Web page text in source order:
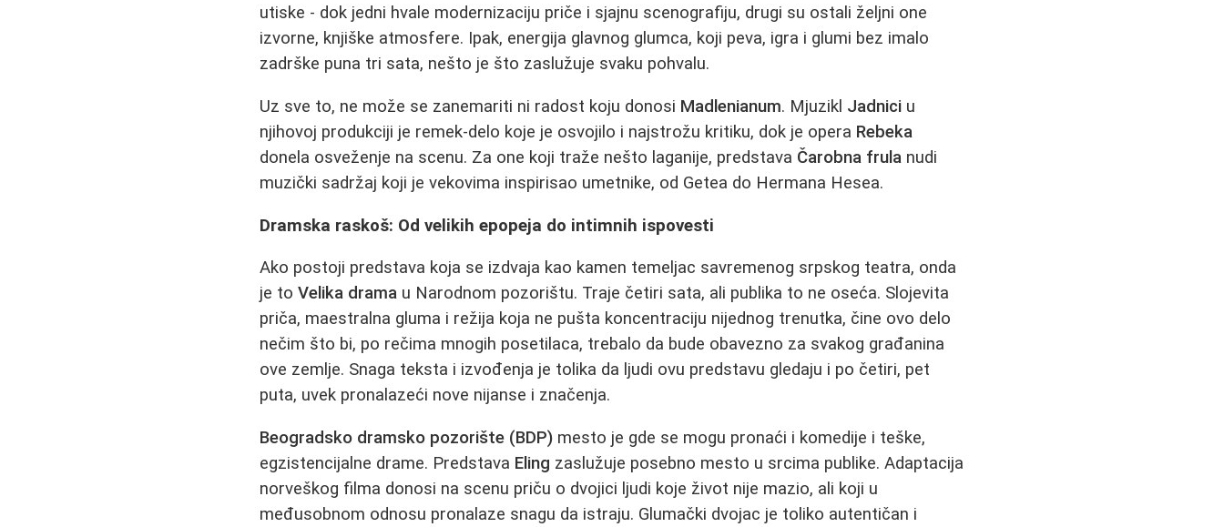
utiske - dok jedni hvale modernizaciju priče i sjajnu scenografiju, drugi su ostali željni one
izvorne, knjiške atmosfere. Ipak, energija glavnog glumca, koji peva, igra i glumi bez imalo
zadrške puna tri sata, nešto je što zaslužuje svaku pohvalu.
Uz sve to, ne može se zanemariti ni radost koju donosi Madlenianum. Mjuzikl Jadnici u
njihovoj produkciji je remek-delo koje je osvojilo i najstrožu kritiku, dok je opera Rebeka
donela osveženje na scenu. Za one koji traže nešto laganije, predstava Čarobna frula nudi
muzički sadržaj koji je vekovima inspirisao umetnike, od Getea do Hermana Hesea.
Dramska raskoš: Od velikih epopeja do intimnih ispovesti
Ako postoji predstava koja se izdvaja kao kamen temeljac savremenog srpskog teatra, onda
je toVelika drama u Narodnom pozorištu. Traje četiri sata, ali publika to ne oseća. Slojevita
priča, maestralna gluma i režija koja ne pušta koncentraciju nijednog trenutka, čine ovo delo
nečim što bi, po rečima mnogih posetilaca, trebalo da bude obavezno za svakog građanina
ove zemlje. Snaga teksta i izvođenja je tolika da ljudi ovu predstavu gledaju i po četiri, pet
puta, uvek pronalazeći nove nijanse i značenja.
Beogradsko dramsko pozorište (BDP) mesto je gde se mogu pronaći i komedije i teške,
egzistencijalne drame. Predstava Eling zaslužuje posebno mesto u srcima publike. Adaptacija
norveškog filma donosi na scenu priču o dvojici ljudi koje život nije mazio, ali koji u
međusobnom odnosu pronalaze snagu da istraju. Glumački dvojac je toliko autentičan i